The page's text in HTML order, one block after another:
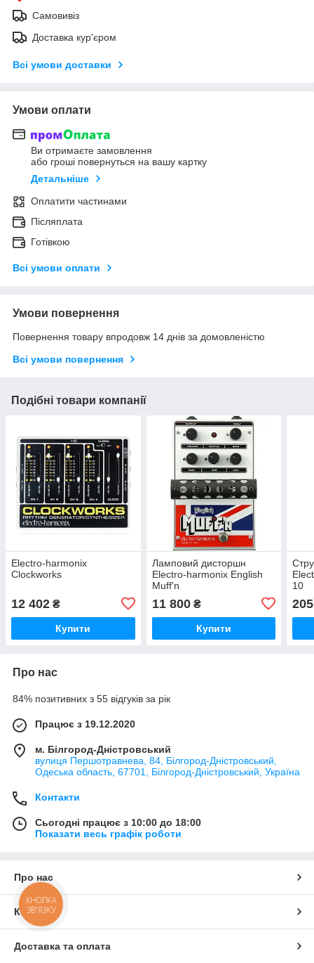
Самовивіз
Доставка кур'єром
Всі умови доставки
Умови оплати
Ви отримаєте замовлення
або гроші повернуться на вашу картку
Детальніше
Оплатити частинами
Післяплата
Готівкою
Всі умови оплати
Умови повернення
Повернення товару впродовж 14 днів за домовленістю
Всі умови повернення
Подібні товари компанії
Electro-harmonix
Clockworks
12 402 ₴
Купити
Ламповий дисторшн
Electro-harmonix English
Muff'n
11 800₴
Купити
10
205
Про нас
84% позитивних з 55 відгуків за рік
Працює з 19.12.2020
м. Білгород-Дністровський
вулиця Першотравнева, 84, Білгород-Дністровський,
Одеська область, 67701, Білгород-Дністровський, Україна
Контакти
Сьогодні працює з 10:00 до 18:00
Показати весь графік роботи
Про нас
Контакти
Доставка та оплата
КНОПКА
ЗВ'ЯЗКУ